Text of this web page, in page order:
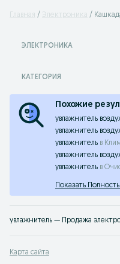
Главная Электроника
ЭЛЕКТРОНИКА
КАТЕГОРИЯ
Похожие
увлажнитель
увлажнитель
увлажнитель в
увлажнитель
увлажнитель в
Показать
Карта сайта